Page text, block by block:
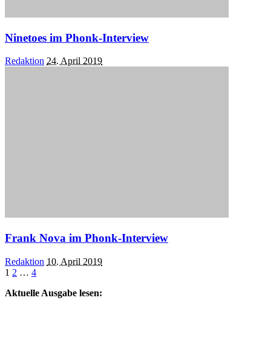
Ninetoes im Phonk-Interview
Posted
Redaktion 24. April 2019
Frank Nova im Phonk-Interview
Posted
by
Redaktion 10. April 2019
1 2 … 4
Aktuelle Ausgabe lesen: